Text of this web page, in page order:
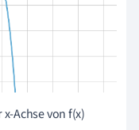
Achse von f(x)